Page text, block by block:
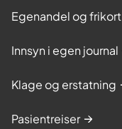
Egenandel og frikort
Innsyn i egen journal
Klage og erstatning
Pasientreiser